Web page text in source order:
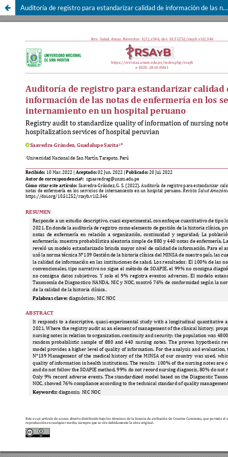
Auditoría de registro para estandarizar calidad de información de las notas de enfermería en los servicios de internamiento en un hospital peruano